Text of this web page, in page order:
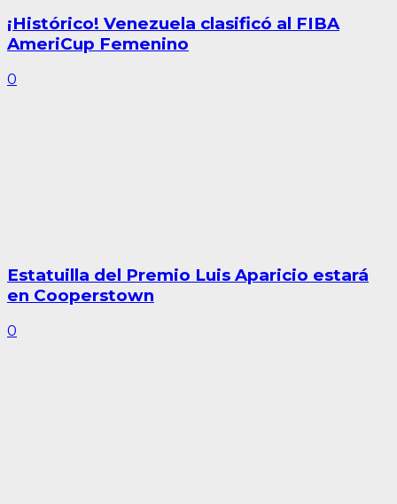
¡Histórico! Venezuela clasificó al FIBA
AmeriCup Femenino
0
Estatuilla del Premio Luis Aparicio estará
en Cooperstown
0